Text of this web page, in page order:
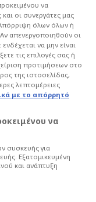
να
οι συνεργάτες μας
όλων όλων ή
απενεργοποιηθούν οι
να μην είναι
τις επιλογές σας ή
προτιμήσεων στο
της ιστοσελίδας,
λεπτομέρειες
με το απόρρητό
να
συσκευής για
Εξατομικευμένη
και ανάπτυξη